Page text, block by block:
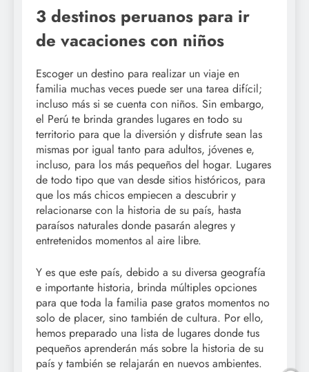
3 destinos peruanos para ir
de vacaciones con niños
Escoger un destino para realizar un viaje en
familia muchas veces puede ser una tarea difícil;
incluso más si se cuenta con niños. Sin embargo,
el Perú te brinda grandes lugares en todo su
territorio para que la diversión y disfrute sean las
mismas por igual tanto para adultos, jóvenes e,
incluso, para los más pequeños del hogar. Lugares
de todo tipo que van desde sitios históricos, para
que los más chicos empiecen a descubrir y
relacionarse con la historia de su país, hasta
paraísos naturales donde pasarán alegres y
entretenidos momentos al aire libre.
Y es que este país, debido a su diversa geografía
e importante historia, brinda múltiples opciones
para que toda la familia pase gratos momentos no
solo de placer, sino también de cultura. Por ello,
hemos preparado una lista de lugares donde tus
pequeños aprenderán más sobre la historia de su
país y también se relajarán en nuevos ambientes.